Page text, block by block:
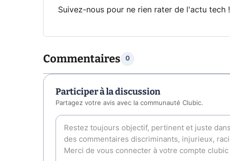
Suivez-nous pour ne rien rater de l'actu tech !
Commentaires 0
Participer à la discussion
Partagez votre avis avec la communauté Clubic.